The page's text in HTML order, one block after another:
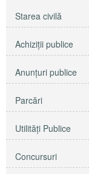
Starea civilă
Achiziţii publice
Anunţuri publice
Parcări
Utilităţi Publice
Concursuri